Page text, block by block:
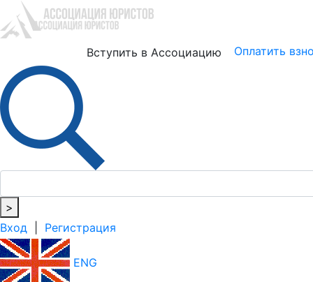
Вступить в Ассоциацию Оплатить
>
Вход
Регистрация
ENG